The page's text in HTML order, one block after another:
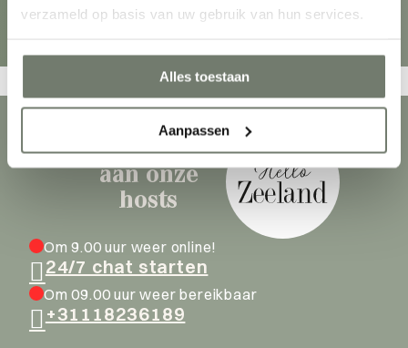
verzameld op basis van uw gebruik van hun services.
Alles toestaan
Aanpassen
Stel je vraag
aan onze
hosts
Om 9.00 uur weer online!
24/7 chat starten
Om 09.00 uur weer bereikbaar
+31118236189